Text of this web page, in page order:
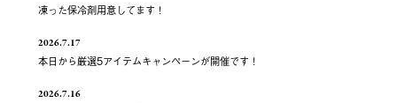
凍った保冷剤用意してます！
2026.7.17
本日から厳選5アイテムキャンペーンが開催です！
2026.7.16